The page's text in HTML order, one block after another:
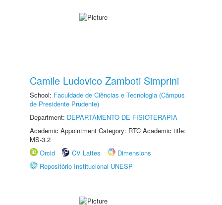
Camile Ludovico Zamboti Simprini
School: Faculdade de Ciências e Tecnologia (Câmpus
de Presidente Prudente)
Department: DEPARTAMENTO DE FISIOTERAPIA
Academic Appointment Category: RTC Academic title:
MS-3.2
Orcid
CV Lattes
Dimensions
Repositório Institucional UNESP